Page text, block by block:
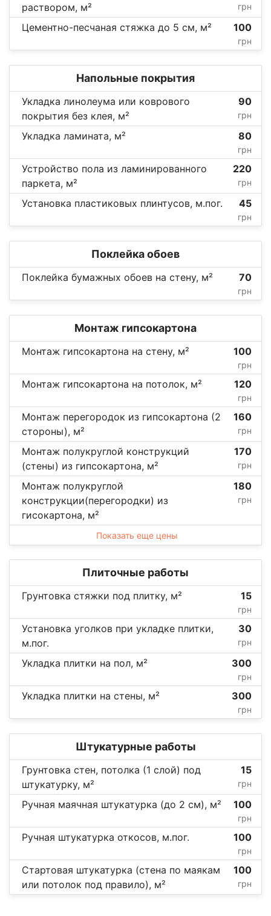
раствором, м²
грн
Цементно-песчаная стяжка до 5 см, м² 100
грн
Напольные покрытия
Укладка линолеума или коврового
покрытия без клея, м²
90
грн
Укладка ламината, м² 80
грн
Устройство пола из ламинированного
паркета, м²
220
грн
Установка пластиковых плинтусов, м.пог. 45
грн
Поклейка обоев
Поклейка бумажных обоев на стену, м² 70
грн
Монтаж гипсокартона
Монтаж гипсокартона на стену, м² 100
грн
Монтаж гипсокартона на потолок, м² 120
грн
Монтаж перегородок из гипсокартона (2
стороны), м²
160
грн
Монтаж полукруглой конструкций
(стены) из гипсокартона, м²
170
грн
Монтаж полукруглой
конструкции(перегородки) из
гисокартона, м²
180
грн
Показать еще цены
Плиточные работы
Грунтовка стяжки под плитку, м² 15
грн
Установка уголков при укладке плитки,
м.пог.
30
грн
Укладка плитки на пол, м² 300
грн
Укладка плитки на стены, м² 300
грн
Штукатурные работы
Грунтовка стен, потолка (1 слой) под
штукатурку, м²
15
грн
Ручная маячная штукатурка (до 2 см), м² 100
грн
Ручная штукатурка откосов, м.пог. 100
грн
Стартовая штукатурка (стена по маякам
или потолок под правило), м²
100
грн